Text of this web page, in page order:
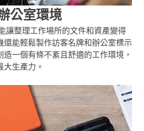
公室環境
讓整理工作場所的文件和資產變得
還能輕鬆製作訪客名牌和辦公室標示
一個有條不紊且舒適的工作環境，
大生產力。